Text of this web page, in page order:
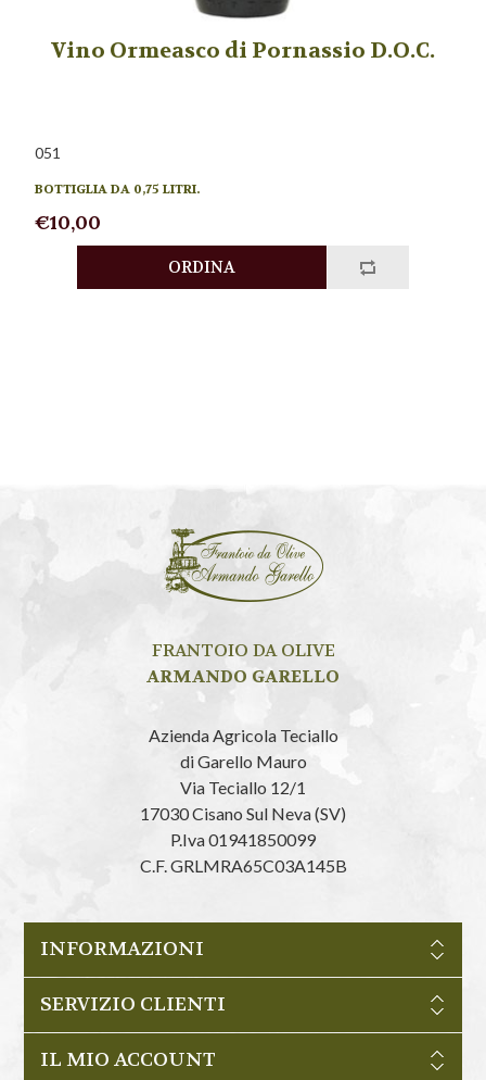
Vino Ormeasco di Pornassio D.O.C.
051
BOTTIGLIA DA 0,75 LITRI.
€10,00
FRANTOIO DA OLIVE
ARMANDO GARELLO
Azienda Agricola Teciallo
di Garello Mauro
Via Teciallo 12/1
17030 Cisano Sul Neva (SV)
P.Iva 01941850099
C.F. GRLMRA65C03A145B
INFORMAZIONI
SERVIZIO CLIENTI
IL MIO ACCOUNT